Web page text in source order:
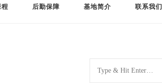
后勤保障 基地简介 联系我们
找
什